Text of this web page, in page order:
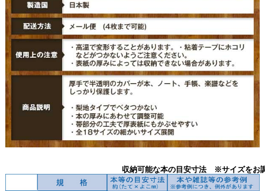
収納可能な本の目安寸法 ※サイズをお